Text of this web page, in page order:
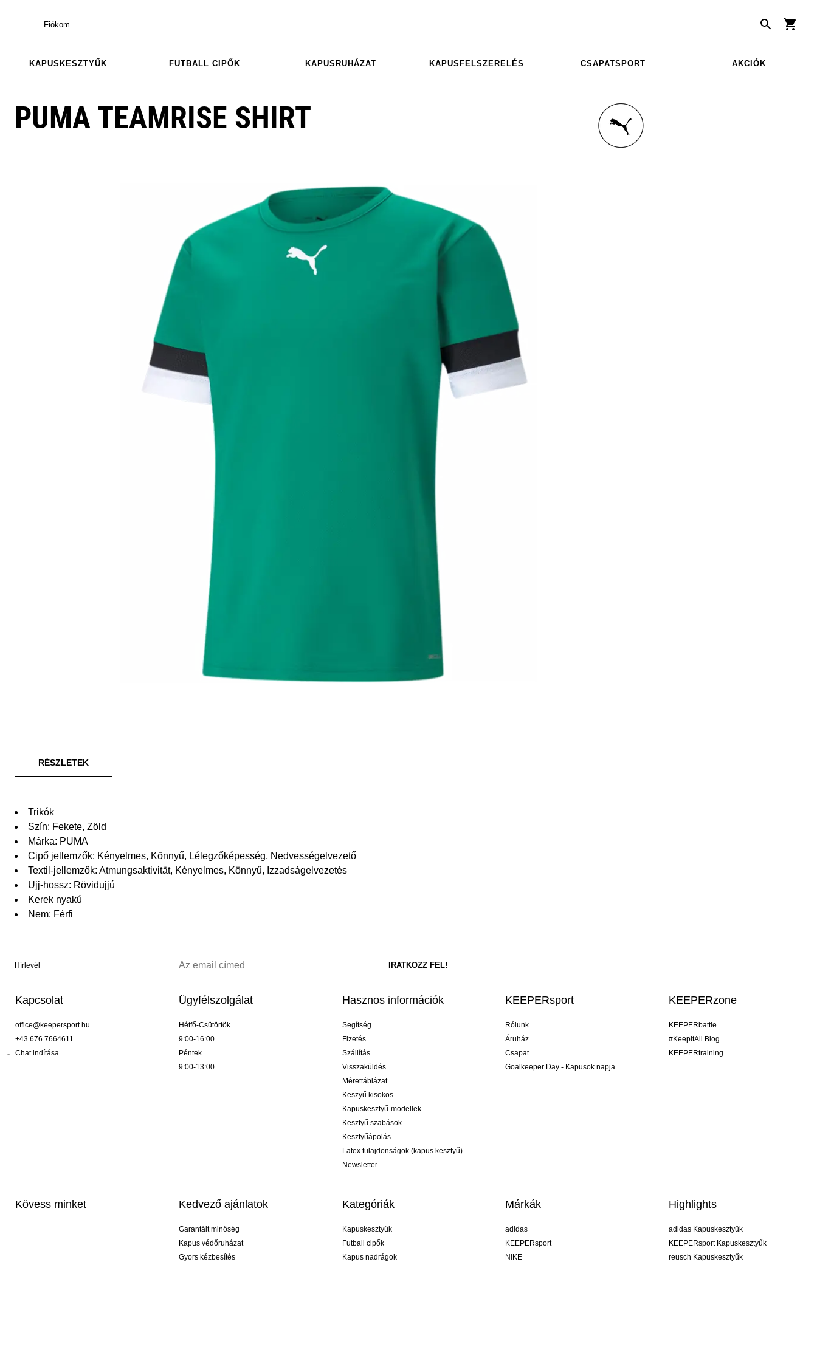
Fiókom
KAPUSKESZTYŰK FUTBALL CIPŐK KAPUSRUHÁZAT KAPUSFELSZERELÉS CSAPATSPORT AKCIÓK
PUMA TEAMRISE SHIRT
RÉSZLETEK
Trikók
Szín: Fekete, Zöld
Márka: PUMA
Cipő jellemzők: Kényelmes, Könnyű, Lélegzőképesség, Nedvességelvezető
Textil-jellemzők: Atmungsaktivität, Kényelmes, Könnyű, Izzadságelvezetés
Ujj-hossz: Rövidujjú
Kerek nyakú
Nem: Férfi
Hírlevél
Kapcsolat
office@keepersport.hu
+43 676 7664611
Chat indítása
Ügyfélszolgálat
Hétfő-Csütörtök
9:00-16:00
Péntek
9:00-13:00
Hasznos információk
Segítség
Fizetés
Szállítás
Visszaküldés
Mérettáblázat
Keszyű kisokos
Kapuskesztyű-modellek
Kesztyű szabások
Kesztyűápolás
Latex tulajdonságok (kapus kesztyű)
Newsletter
KEEPERsport
Rólunk
Áruház
Csapat
Goalkeeper Day - Kapusok napja
KEEPERzone
KEEPERbattle
#KeepItAll Blog
KEEPERtraining
Kövess minket Kedvező ajánlatok
Garantált minőség
Kapus védőruházat
Gyors kézbesítés
Kategóriák
Kapuskesztyűk
Futball cipők
Kapus nadrágok
Márkák
adidas
KEEPERsport
NIKE
Highlights
adidas Kapuskesztyűk
KEEPERsport Kapuskesztyűk
reusch Kapuskesztyűk